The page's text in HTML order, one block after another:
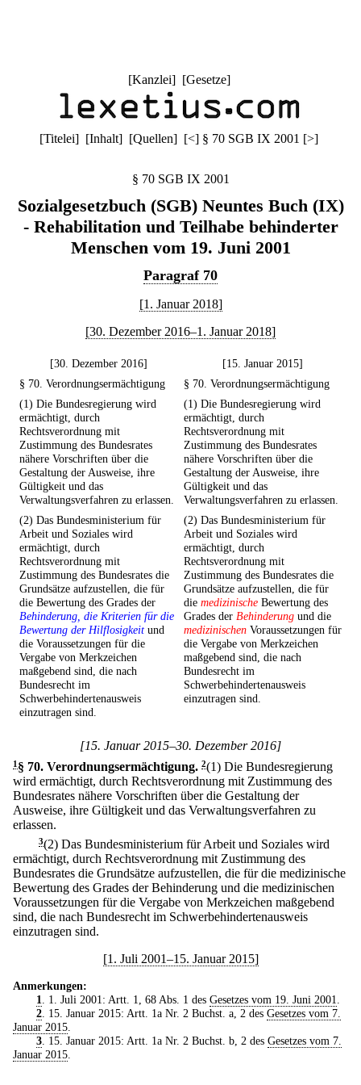
[Kanzlei] [Gesetze]
[Titelei] [Inhalt] [Quellen] [<] § 70 SGB IX 2001 [>]
§ 70 SGB IX 2001
Sozialgesetzbuch (SGB) Neuntes Buch (IX)
- Rehabilitation und Teilhabe behinderter
Menschen vom 19. Juni 2001
Paragraf 70
[1. Januar 2018]
[30. Dezember 2016–1. Januar 2018]
[30. Dezember 2016]
[15. Januar 2015]
§ 70. Verordnungsermächtigung
§ 70. Verordnungsermächtigung
(1) Die Bundesregierung wird
ermächtigt, durch
Rechtsverordnung mit
Zustimmung des Bundesrates
nähere Vorschriften über die
Gestaltung der Ausweise, ihre
Gültigkeit und das
Verwaltungsverfahren zu erlassen.
(1) Die Bundesregierung wird
ermächtigt, durch
Rechtsverordnung mit
Zustimmung des Bundesrates
nähere Vorschriften über die
Gestaltung der Ausweise, ihre
Gültigkeit und das
Verwaltungsverfahren zu erlassen.
(2) Das Bundesministerium für
Arbeit und Soziales wird
ermächtigt, durch
Rechtsverordnung mit
Zustimmung des Bundesrates die
Grundsätze aufzustellen, die für
die Bewertung des Grades der
Behinderung, die Kriterien für die
Bewertung der Hilflosigkeit und
die Voraussetzungen für die
Vergabe von Merkzeichen
maßgebend sind, die nach
Bundesrecht im
Schwerbehindertenausweis
einzutragen sind.
(2) Das Bundesministerium für
Arbeit und Soziales wird
ermächtigt, durch
Rechtsverordnung mit
Zustimmung des Bundesrates die
Grundsätze aufzustellen, die für
die medizinische Bewertung des
Grades der Behinderung und die
medizinischen Voraussetzungen für
die Vergabe von Merkzeichen
maßgebend sind, die nach
Bundesrecht im
Schwerbehindertenausweis
einzutragen sind.
[15. Januar 2015–30. Dezember 2016]
1§ 70. Verordnungsermächtigung. 2(1) Die Bundesregierung
wird ermächtigt, durch Rechtsverordnung mit Zustimmung des
Bundesrates nähere Vorschriften über die Gestaltung der
Ausweise, ihre Gültigkeit und das Verwaltungsverfahren zu
erlassen.
3(2) Das Bundesministerium für Arbeit und Soziales wird
ermächtigt, durch Rechtsverordnung mit Zustimmung des
Bundesrates die Grundsätze aufzustellen, die für die medizinische
Bewertung des Grades der Behinderung und die medizinischen
Voraussetzungen für die Vergabe von Merkzeichen maßgebend
sind, die nach Bundesrecht im Schwerbehindertenausweis
einzutragen sind.
[1. Juli 2001–15. Januar 2015]
Anmerkungen:
1
. 1. Juli 2001: Artt. 1, 68 Abs. 1 des Gesetzes vom 19. Juni 2001
2. 15. Januar 2015: Artt. 1a Nr. 2 Buchst. a, 2 des Gesetzes vom 7.
Januar 2015
3. 15. Januar 2015: Artt. 1a Nr. 2 Buchst. b, 2 des Gesetzes vom 7.
Januar 2015